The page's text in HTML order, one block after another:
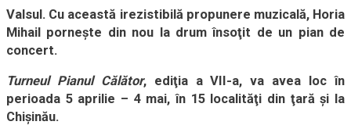
Valsul. Cu această irezistibilă propunere muzicală, Horia
Mihail porneşte din nou la drum însoţit de un pian de
concert.
Turneul Pianul Călător, ediţia a VII-a, va avea loc în
perioada 5 aprilie – 4 mai, în 15 localităţi din ţară şi la
Chişinău.